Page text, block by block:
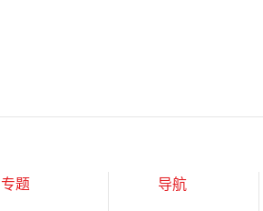
专题 导航